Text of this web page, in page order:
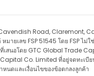
Road, Claremont,
ยเลข FSP 51545 โดย FSP ไ
สนอโดย GTC Global Trade
Co. Limited ที่อยู่จดทะเบีย
นดและเงื่อนไขของข้อตกลงลูกค้า